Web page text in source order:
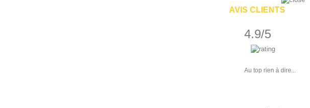
AVIS CLIENTS
4.9/5
Au top rien à dire...